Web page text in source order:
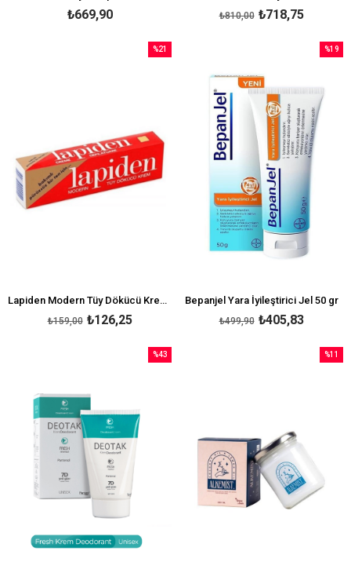
₺669,90 ₺718,75
₺810,00
Lapiden Modern Tüy Dökücü Krem 40 gr
₺126,25
₺159,00
%21
Bepanjel Yara İyileştirici Jel 50 gr
₺405,83
₺499,90
%19
%43
%11